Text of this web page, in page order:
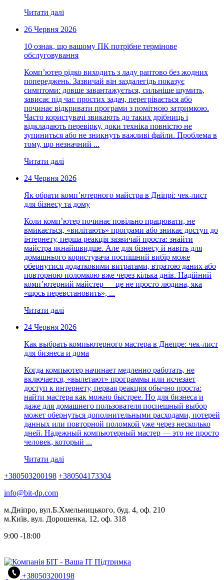
Читати далі
26 Червня 2026
10 ознак, що вашому ПК потрібне термінове
обслуговування
Комп’ютер рідко виходить з ладу раптово без жодних
попереджень. Зазвичай він заздалегідь показує
симптоми: довше завантажується, сильніше шумить,
зависає під час простих задач, перегрівається або
починає відкривати програми з помітною затримкою.
Часто користувачі звикають до таких дрібниць і
відкладають перевірку, доки техніка повністю не
зупиниться або не зникнуть важливі файли. Проблема в
тому, що незначний ...
Читати далі
24 Червня 2026
Як обрати комп’ютерного майстра в Дніпрі: чек-лист
для бізнесу та дому
Коли комп’ютер починає повільно працювати, не
вмикається, «вилітають» програми або зникає доступ до
інтернету, перша реакція зазвичай проста: знайти
майстра якнайшвидше. Але для бізнесу й навіть для
домашнього користувача поспішний вибір може
обернутися додатковими витратами, втратою даних або
повторною поломкою вже через кілька днів. Надійний
комп’ютерний майстер — це не просто людина, яка
«щось перевстановить», ...
Читати далі
24 Червня 2026
Как выбрать компьютерного мастера в Днепре: чек-лист
для бизнеса и дома
Когда компьютер начинает медленно работать, не
включается, «вылетают» программы или исчезает
доступ к интернету, первая реакция обычно проста:
найти мастера как можно быстрее. Но для бизнеса и
даже для домашнего пользователя поспешный выбор
может обернуться дополнительными расходами, потерей
данных или повторной поломкой уже через несколько
дней. Надежный компьютерный мастер — это не просто
человек, который ...
Читати далі
+380503200198 +380504173304
info@bit-dp.com
м.Дніпро, вул.Б.Хмельницького, буд. 4, оф. 210
м.Київ, вул. Дорошенка, 12, оф. 318
9:00 -18:00
+380503200198